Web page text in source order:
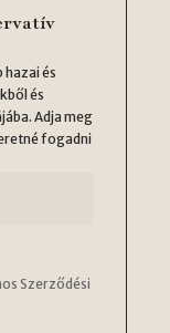
és
és
Adja meg
fogadni
Szerződési